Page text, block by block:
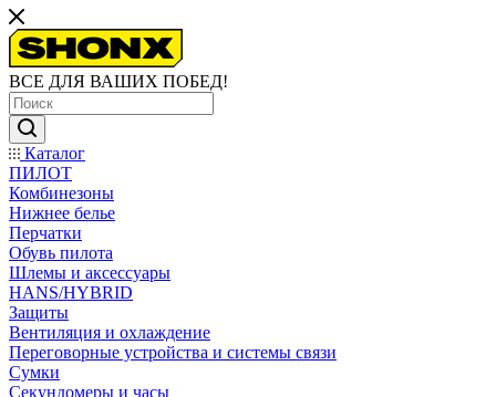
ВСЕ ДЛЯ ВАШИХ ПОБЕД!
Каталог
ПИЛОТ
Комбинезоны
Нижнее белье
Перчатки
Обувь пилота
Шлемы и аксессуары
HANS/HYBRID
Защиты
Вентиляция и охлаждение
Переговорные устройства и системы связи
Сумки
Секундомеры и часы